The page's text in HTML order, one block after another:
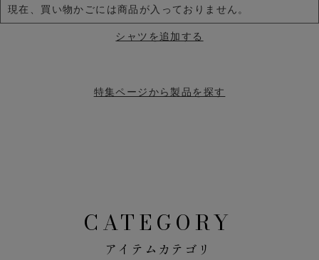
現在、買い物かごには商品が入っておりません。
シャツを追加する
特集ページから製品を探す
CATEGORY
アイテムカテゴリ